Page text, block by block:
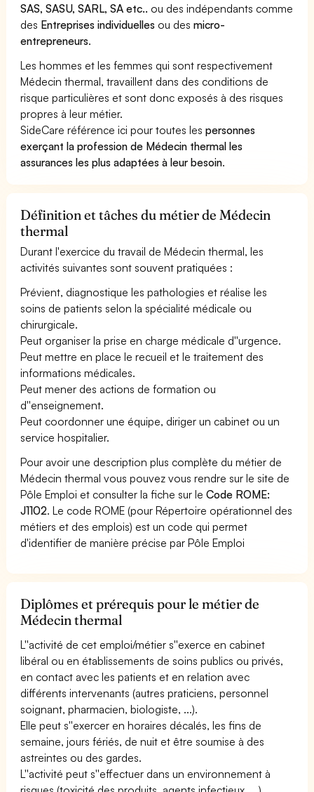
SAS, SASU, SARL, SA etc.. ou des indépendants comme
des Entreprises individuelles ou desmicro-
entrepreneurs.
Les hommes et les femmes qui sont respectivement
Médecin thermal, travaillent dans des conditions de
risque particulières et sont donc exposés à des risques
propres à leur métier.
SideCare référence ici pour toutes lespersonnes
exerçant la profession de Médecin thermal les
assurances les plus adaptées à leur besoin.
Définition et tâches du métier de Médecin
thermal
Durant l'exercice du travail de Médecin thermal, les
activités suivantes sont souvent pratiquées :
Prévient, diagnostique les pathologies et réalise les
soins de patients selon la spécialité médicale ou
chirurgicale.
Peut organiser la prise en charge médicale d''urgence.
Peut mettre en place le recueil et le traitement des
informations médicales.
Peut mener des actions de formation ou
d''enseignement.
Peut coordonner une équipe, diriger un cabinet ou un
service hospitalier.
Pour avoir une description plus complète du métier de
Médecin thermal vous pouvez vous rendre sur le site de
Pôle Emploi et consulter la fiche sur leCode ROME:
J1102. Le code ROME (pour Répertoire opérationnel des
métiers et des emplois) est un code qui permet
d'identifier de manière précise par Pôle Emploi
Diplômes et prérequis pour le métier de
Médecin thermal
L''activité de cet emploi/métier s''exerce en cabinet
libéral ou en établissements de soins publics ou privés,
en contact avec les patients et en relation avec
différents intervenants (autres praticiens, personnel
soignant, pharmacien, biologiste, ...).
Elle peut s''exercer en horaires décalés, les fins de
semaine, jours fériés, de nuit et être soumise à des
astreintes ou des gardes.
L''activité peut s''effectuer dans un environnement à